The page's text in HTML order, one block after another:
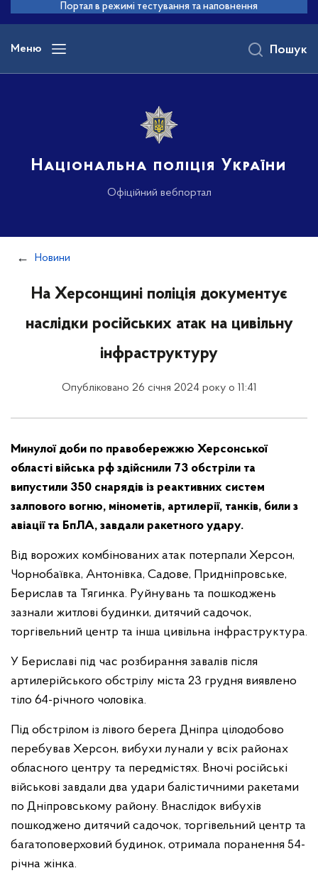
основного
вмісту
Портал в режимі тестування та наповнення
Меню
Національна поліція України
Офіційний вебпортал
Пошук
Новини
На Херсонщині поліція документує
наслідки російських атак на цивільну
інфраструктуру
Опубліковано 26 січня 2024 року о 11:41
Минулої доби по правобережжю Херсонської
області війська рф здійснили 73 обстріли та
випустили 350 снарядів із реактивних систем
залпового вогню, мінометів, артилерії, танків, били з
авіації та БпЛА, завдали ракетного удару.
Від ворожих комбінованих атак потерпали Херсон,
Чорнобаївка, Антонівка, Садове, Придніпровське,
Берислав та Тягинка. Руйнувань та пошкоджень
зазнали житлові будинки, дитячий садочок,
торгівельний центр та інша цивільна інфраструктура.
У Бериславі під час розбирання завалів після
артилерійського обстрілу міста 23 грудня виявлено
тіло 64-річного чоловіка.
Під обстрілом із лівого берега Дніпра цілодобово
перебував Херсон, вибухи лунали у всіх районах
обласного центру та передмістях. Вночі російські
військові завдали два удари балістичними ракетами
по Дніпровському району. Внаслідок вибухів
пошкоджено дитячий садочок, торгівельний центр та
багатоповерховий будинок, отримала поранення 54-
річна жінка.